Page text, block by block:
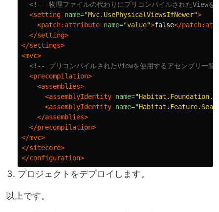
<!-- 物理ファイルの代わりにプリコンパイルされたView
<setting name="Mvc.UsePhysicalViewsIfNewer">
<patch:attribute name="value">false</
</setting>
</settings>
<mvc>
<!-- プリコンパイルされたViewを使用するアセンブリ一
<precompilation>
<assemblies>
<assemblyIdentity name=
<assemblyIdentity name=
</assemblies>
</precompilation>
</mvc>
</sitecore>
</configuration>
プロジェクトをデプロイします。
以上です。